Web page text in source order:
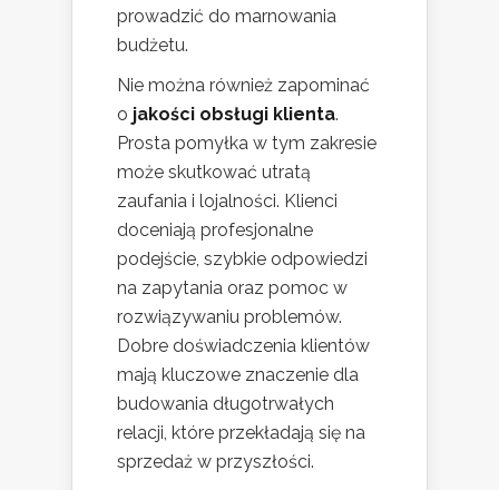
prowadzić do marnowania
budżetu.
Nie można również zapominać
o jakości obsługi klienta.
Prosta pomyłka w tym zakresie
może skutkować utratą
zaufania i lojalności. Klienci
doceniają profesjonalne
podejście, szybkie odpowiedzi
na zapytania oraz pomoc w
rozwiązywaniu problemów.
Dobre doświadczenia klientów
mają kluczowe znaczenie dla
budowania długotrwałych
relacji, które przekładają się na
sprzedaż w przyszłości.